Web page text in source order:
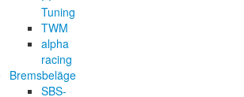
Tuning
TWM
alpha
racing
Bremsbeläge
SBS-